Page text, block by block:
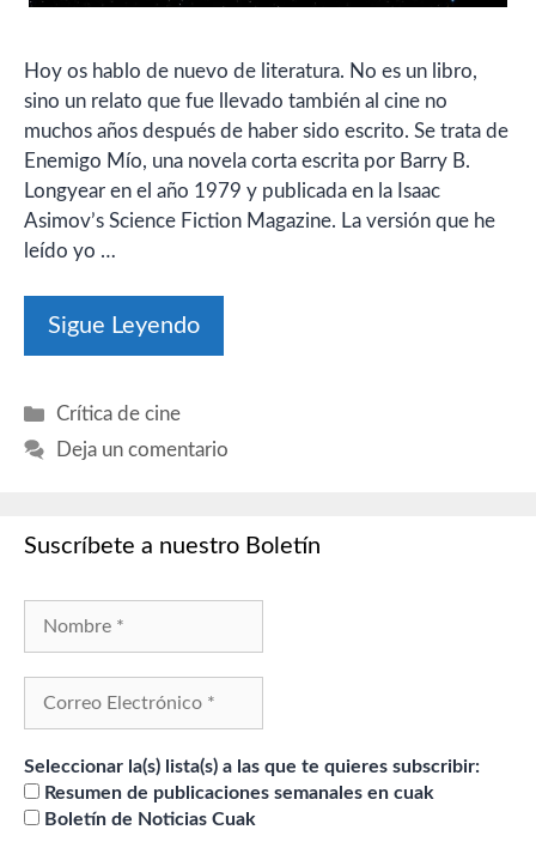
Hoy os hablo de nuevo de literatura. No es un libro,
sino un relato que fue llevado también al cine no
muchos años después de haber sido escrito. Se trata de
Enemigo Mío, una novela corta escrita por Barry B.
Longyear en el año 1979 y publicada en la Isaac
Asimov’s Science Fiction Magazine. La versión que he
leído yo …
Sigue Leyendo
Categorías
Crítica de cine
Deja un comentario
Suscríbete a nuestro Boletín
Seleccionar la(s) lista(s) a las que te quieres subscribir:
Resumen de publicaciones semanales en cuak
Boletín de Noticias Cuak